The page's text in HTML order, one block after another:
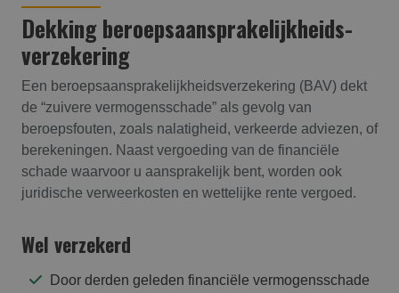
Dekking beroepsaansprakelijk­heids­
verzekering
Een beroepsaansprakelijkheidsverzekering (BAV) dekt
de “zuivere vermogensschade” als gevolg van
beroepsfouten, zoals nalatigheid, verkeerde adviezen, of
berekeningen. Naast vergoeding van de financiële
schade waarvoor u aansprakelijk bent, worden ook
juridische verweerkosten en wettelijke rente vergoed.
Wel verzekerd
Door derden geleden financiële vermogensschade